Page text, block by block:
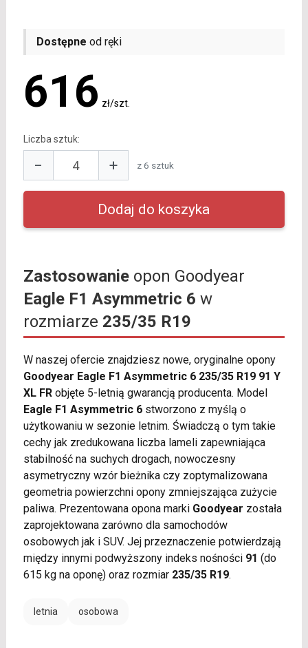
Dostępne od ręki
616 zł/szt.
Liczba sztuk:
− + z 6 sztuk
Zastosowanieopon Goodyear
Eagle F1 Asymmetric 6 w
rozmiarze 235/35 R19
W naszej ofercie znajdziesz nowe, oryginalne opony
Goodyear Eagle F1 Asymmetric 6 235/35 R19 91 Y
XL FRobjęte 5-letnią gwarancją producenta. Model
Eagle F1 Asymmetric 6stworzono z myślą o
użytkowaniu w sezonie letnim. Świadczą o tym takie
cechy jak zredukowana liczba lameli zapewniająca
stabilność na suchych drogach, nowoczesny
asymetryczny wzór bieżnika czy zoptymalizowana
geometria powierzchni opony zmniejszająca zużycie
paliwa. Prezentowana opona marki Goodyear została
zaprojektowana zarówno dla samochodów
osobowych jak i SUV. Jej przeznaczenie potwierdzają
między innymi podwyższony indeks nośności 91 (do
615 kg na oponę) oraz rozmiar 235/35 R19.
letnia osobowa